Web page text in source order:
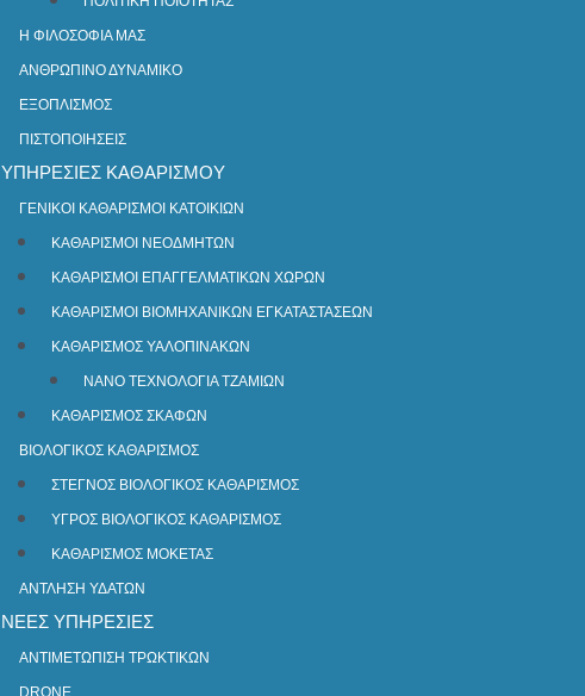
Η ΦΙΛΟΣΟΦΙΑ ΜΑΣ
ΑΝΘΡΩΠΙΝΟ ΔΥΝΑΜΙΚΟ
ΕΞΟΠΛΙΣΜΟΣ
ΠΙΣΤΟΠΟΙΗΣΕΙΣ
ΥΠΗΡΕΣΙΕΣ ΚΑΘΑΡΙΣΜΟΥ
ΓΕΝΙΚΟΙ ΚΑΘΑΡΙΣΜΟΙ ΚΑΤΟΙΚΙΩΝ
ΚΑΘΑΡΙΣΜΟΙ ΝΕΟΔΜΗΤΩΝ
ΚΑΘΑΡΙΣΜΟΙ ΕΠΑΓΓΕΛΜΑΤΙΚΩΝ ΧΩΡΩΝ
ΚΑΘΑΡΙΣΜΟΙ ΒΙΟΜΗΧΑΝΙΚΩΝ ΕΓΚΑΤΑΣΤΑΣΕΩΝ
ΚΑΘΑΡΙΣΜΟΣ ΥΑΛΟΠΙΝΑΚΩΝ
ΝΑΝΟ ΤΕΧΝΟΛΟΓΙΑ ΤΖΑΜΙΩΝ
ΚΑΘΑΡΙΣΜΟΣ ΣΚΑΦΩΝ
ΒΙΟΛΟΓΙΚΟΣ ΚΑΘΑΡΙΣΜΟΣ
ΣΤΕΓΝΟΣ ΒΙΟΛΟΓΙΚΟΣ ΚΑΘΑΡΙΣΜΟΣ
ΥΓΡΟΣ ΒΙΟΛΟΓΙΚΟΣ ΚΑΘΑΡΙΣΜΟΣ
ΚΑΘΑΡΙΣΜΟΣ ΜΟΚΕΤΑΣ
ΑΝΤΛΗΣΗ ΥΔΑΤΩΝ​
ΝΕΕΣ ΥΠΗΡΕΣΙΕΣ
ΑΝΤΙΜΕΤΩΠΙΣΗ ΤΡΩΚΤΙΚΩΝ
DRONE